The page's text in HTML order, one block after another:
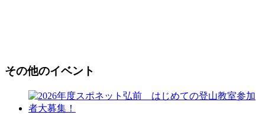
その他のイベント